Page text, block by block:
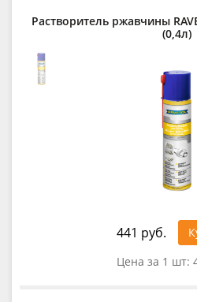
Растворитель ржавчины
(0,4л)
441 руб.
Цена за 1 шт: